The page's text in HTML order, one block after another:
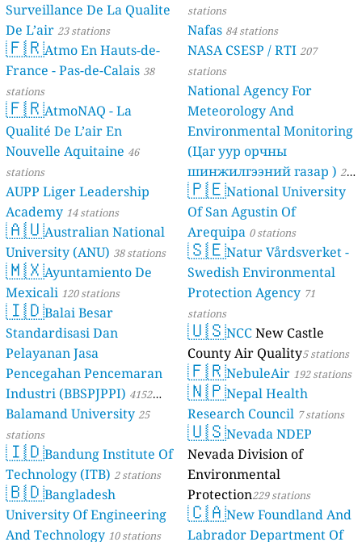
Surveillance De La Qualite
De L’air 23 stations
🇫🇷Atmo En Hauts-de-
France - Pas-de-Calais 38
stations
🇫🇷AtmoNAQ - La
Qualité De L’air En
Nouvelle Aquitaine 46
stations
AUPP Liger Leadership
Academy 14 stations
🇦🇺Australian National
University (ANU) 38 stations
🇲🇽Ayuntamiento De
Mexicali 120 stations
🇮🇩Balai Besar
Standardisasi Dan
Pelayanan Jasa
Pencegahan Pencemaran
Industri (BBSPJPPI) 4152
stations
Balamand University25
stations
🇮🇩Bandung Institute Of
Technology (ITB) 2 stations
🇧🇩Bangladesh
University Of Engineering
And Technology 10 stations
stations
Nafas 84 stations
NASA CSESP / RTI 207
stations
National Agency For
Meteorology And
Environmental Monitoring
(Цаг уур орчны
шинжилгээний газар ) 21
stations
🇵🇪National University
Of San Agustin Of
Arequipa 0 stations
🇸🇪Natur Vårdsverket -
Swedish Environmental
Protection Agency 71
stations
🇺🇸NCCNew Castle
County Air Quality5 stations
🇫🇷NebuleAir 192 stations
🇳🇵Nepal Health
Research Council 7 stations
🇺🇸Nevada NDEP
Nevada Division of
Environmental
Protection229 stations
🇨🇦New Foundland And
Labrador Department Of